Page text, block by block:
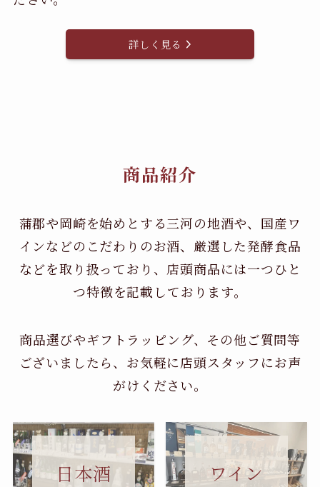
詳しく見る
商品紹介
蒲郡や岡崎を始めとする三河の地酒や、国産ワ
インなどのこだわりのお酒、 厳選した発酵食品
などを取り扱っており、店頭商品には一つひと
つ特徴を記載しております。
商品選びやギフトラッピング、その他ご質問等
ございましたら、お気軽に店頭スタッフにお声
がけください。
日本酒 ワイン